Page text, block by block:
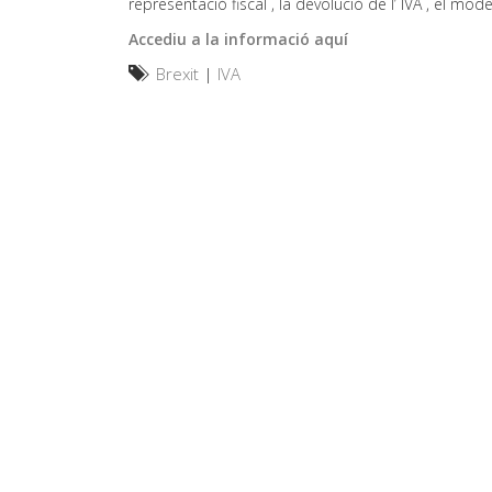
Accediu a la informació aquí
Brexit | IVA